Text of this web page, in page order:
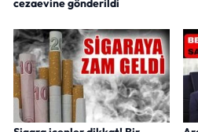
cezaevine gönderildi